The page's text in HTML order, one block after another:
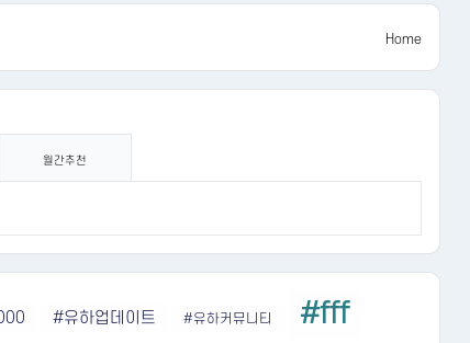
Home
월간추천
#유하업데이트 #유하커뮤니티 #fff